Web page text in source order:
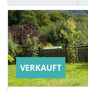
VERKAUFT